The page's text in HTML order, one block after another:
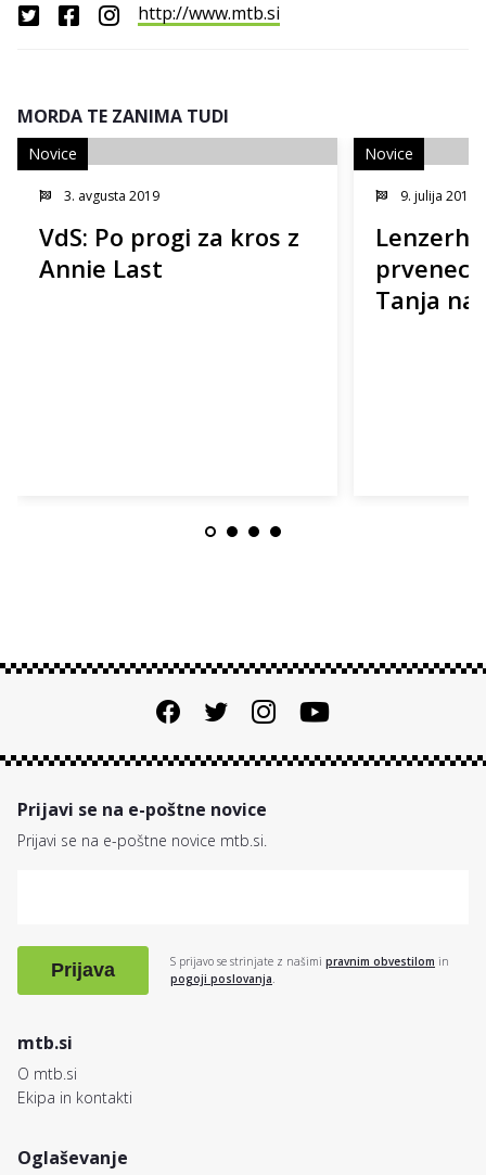
http://www.mtb.si
MORDA TE ZANIMA TUDI
3. avgusta 2019
VdS: Po progi za kros z
Annie Last
Novice
9. julija 2017
prvenec
Tanja na
Novice
mtb.si
O mtb.si
Ekipa in kontakti
Oglaševanje
Prijavi se na e-poštne novice
Prijavi se na e-poštne novice mtb.si.
Prijava S prijavo se strinjate z našimi pravnim obvestilom in
pogoji poslovanja.